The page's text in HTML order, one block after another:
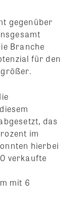
gegenüber
Branche
für den
das
im
hierbei
verkaufte
mit 6